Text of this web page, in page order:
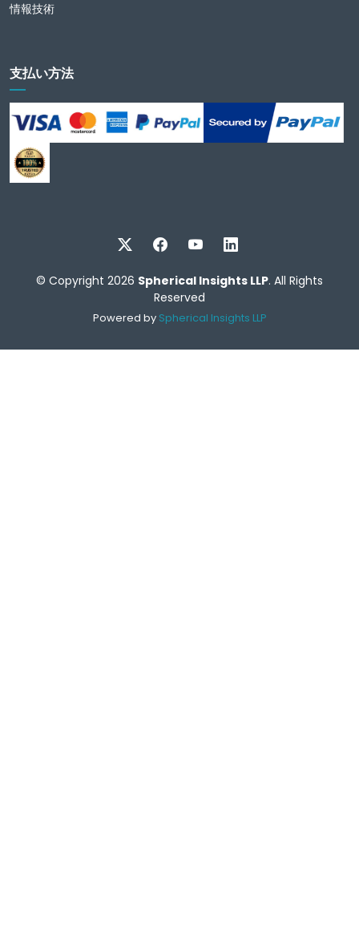
情報技術
支払い方法
© Copyright 2026 Spherical Insights LLP. All Rights
Reserved
Powered by Spherical Insights LLP